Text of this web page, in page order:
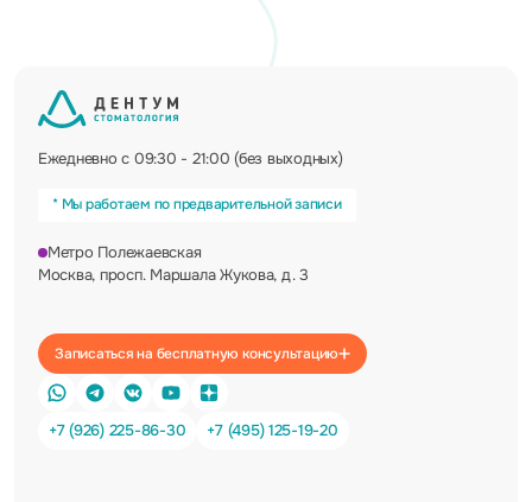
Ежедневно с 09:30 - 21:00 (без выходных)
* Мы работаем по предварительной записи
Записаться на бесплатную консультацию
+7 (926) 225-86-30 +7 (495) 125-19-20
Метро Полежаевская
Москва, просп. Маршала Жукова, д. 3